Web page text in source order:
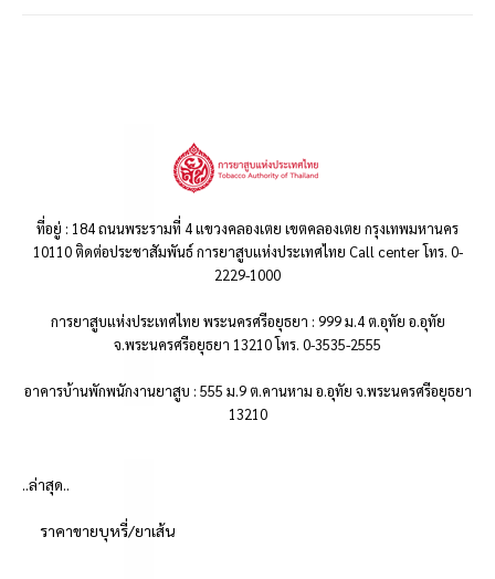
ที่อยู่ : 184 ถนนพระรามที่ 4 แขวงคลองเตย เขตคลองเตย กรุงเทพมหานคร
10110 ติดต่อประชาสัมพันธ์ การยาสูบแห่งประเทศไทย Call center โทร. 0-
2229-1000
การยาสูบแห่งประเทศไทย พระนครศรีอยุธยา : 999 ม.4 ต.อุทัย อ.อุทัย
จ.พระนครศรีอยุธยา 13210 โทร. 0-3535-2555
อาคารบ้านพักพนักงานยาสูบ : 555 ม.9 ต.คานหาม อ.อุทัย จ.พระนครศรีอยุธยา
13210
..ล่าสุด..
ราคาขายบุหรี่/ยาเส้น